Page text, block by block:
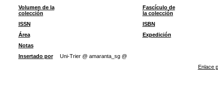
Volumen de la
colección
Fascículo de
la colección
ISSN
ISBN
Área
Expedición
Notas
Insertado por
Uni-Trier @ amaranta_sg @
Enlace